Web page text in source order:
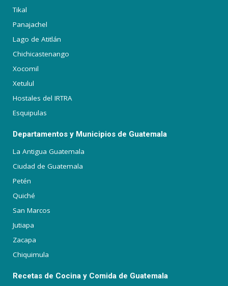
Tikal
Panajachel
Lago de Atitlán
Chichicastenango
Xocomil
Xetulul
Hostales del IRTRA
Esquipulas
Departamentos y Municipios de Guatemala
La Antigua Guatemala
Ciudad de Guatemala
Petén
Quiché
San Marcos
Jutiapa
Zacapa
Chiquimula
Recetas de Cocina y Comida de Guatemala